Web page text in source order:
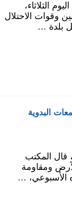
الثلاثاء،
وقوات الاحتلال
بلدة …
البدوية
قال المكتب
ومقاومة
الأسبوعي، …